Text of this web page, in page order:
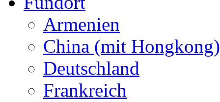
Armenien
China (mit Hongkong)
Deutschland
Frankreich